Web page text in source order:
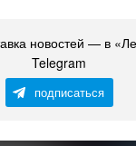
новостей — в
Telegram
подписаться